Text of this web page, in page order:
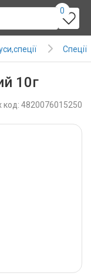
0
Спеції
10г
код: 4820076015250